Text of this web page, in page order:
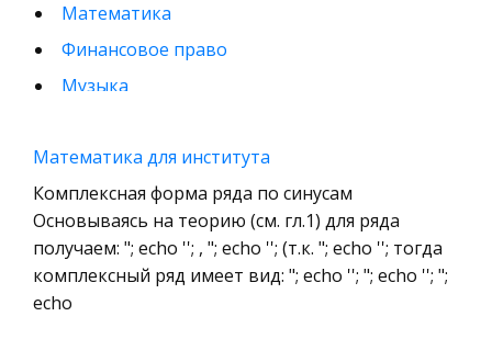
Математика
Финансовое право
Музыка
кредитные отношения
Конституционное (государственное) право
зарубежных стран
Муниципальное право России
Радиоэлектроника
Математика для института
Комплексная форма ряда по синусам
Основываясь на теорию (см. гл.1) для ряда
получаем: "; echo ''; , "; echo ''; (т.к. "; echo ''; тогда
комплексный ряд имеет вид: "; echo ''; "; echo ''; ";
echo